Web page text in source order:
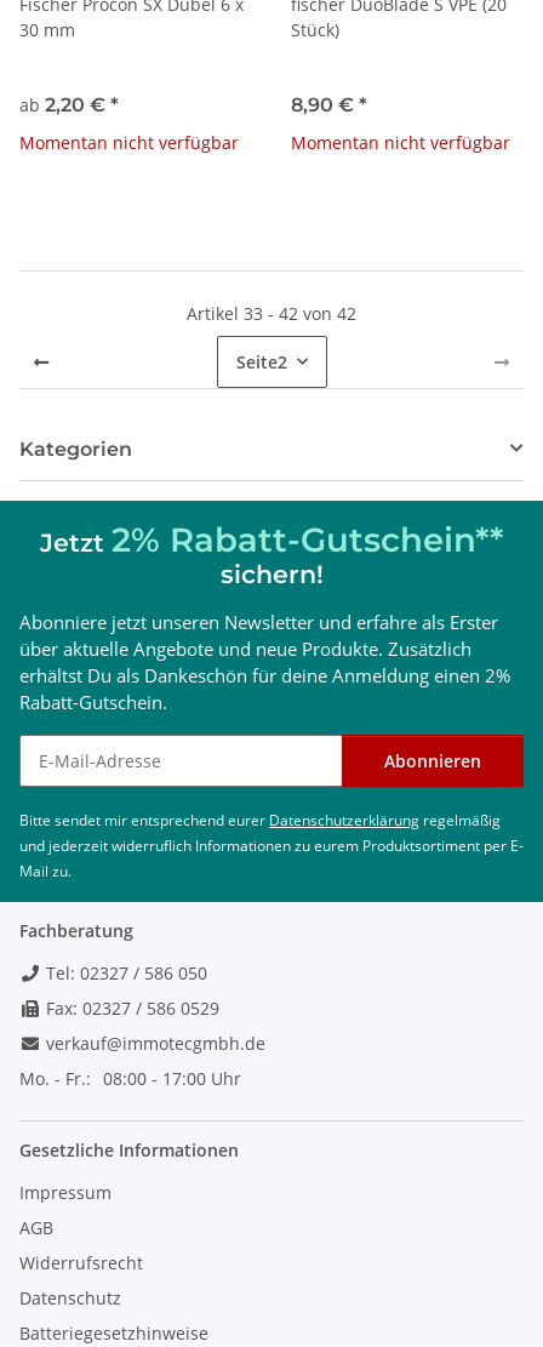
30 mm
ab 2,20 € *
Momentan nicht verfügbar
Stück)
8,90 € *
Momentan nicht verfügbar
Artikel 33 - 42 von 42
Seite2
Kategorien
Jetzt 2% Rabatt-Gutschein**
sichern!
Abonniere jetzt unseren Newsletter und erfahre als Erster
über aktuelle Angebote und neue Produkte. Zusätzlich
erhältst Du als Dankeschön für deine Anmeldung einen 2%
Rabatt-Gutschein.
Newsletter abonnieren Abonnieren
Bitte sendet mir entsprechend eurer Datenschutzerklärung regelmäßig
und jederzeit widerruflich Informationen zu eurem Produktsortiment per E-
Mail zu.
Fachberatung
Tel: 02327 / 586 050
Fax: 02327 / 586 0529
verkauf@immotecgmbh.de
Mo. - Fr.: 08:00 - 17:00 Uhr
Gesetzliche Informationen
Impressum
AGB
Widerrufsrecht
Datenschutz
Batteriegesetzhinweise